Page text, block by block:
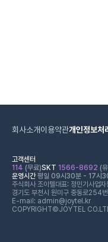
회사소개이용약관개인정보처
고객센터
114 (무료)SKT 1566-8692 (
운영시간평일 09시30분 - 17시
주식회사 조이텔대표: 정민기 사업
경기도 부천시 원미구 중동로254
E-mail: admin@joytel.kr
COPYRIGHT©JOYTEL